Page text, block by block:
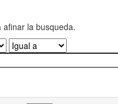
afinar la busqueda.